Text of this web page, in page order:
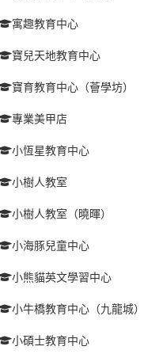
寓趣教育中心
寶兒天地教育中心
寶育教育中心（薈學坊）
專業美甲店
小恆星教育中心
小樹人教室
小樹人教室（曉暉）
小海豚兒童中心
小熊貓英文學習中心
小牛橋教育中心（九龍城）
小碩士教育中心